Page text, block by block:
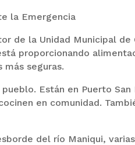
la Emergencia
de la Unidad Municipal de
proporcionando
más seguras.
Están en Puerto
en comunidad.
del río Maniqui,